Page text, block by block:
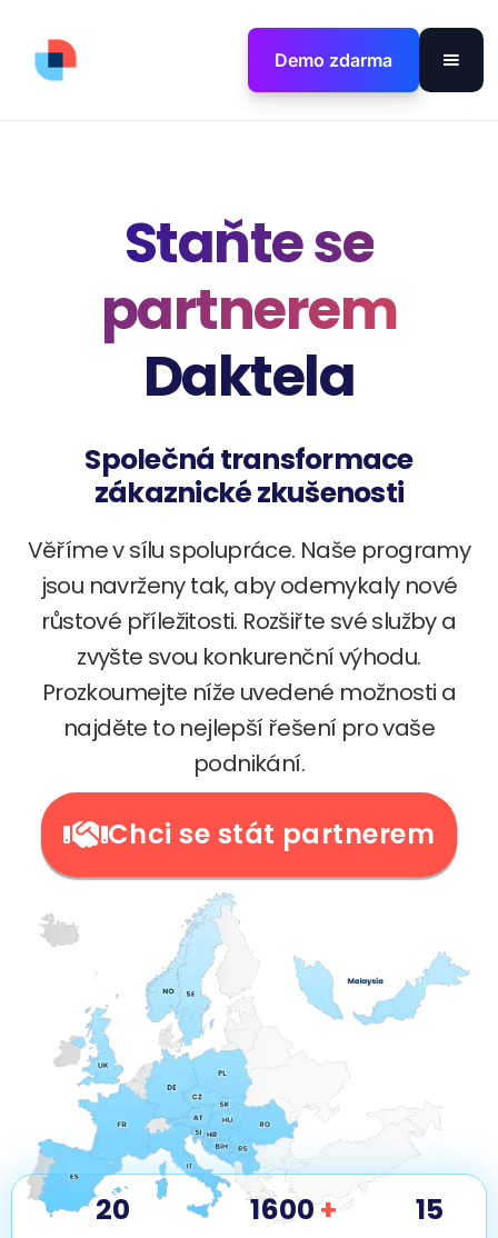
Demo zdarma
Staňte se
partnerem
Daktela
Společná transformace
zákaznické zkušenosti
Věříme v sílu spolupráce. Naše programy
jsou navrženy tak, aby odemykaly nové
růstové příležitosti. Rozšiřte své služby a
zvyšte svou konkurenční výhodu.
Prozkoumejte níže uvedené možnosti a
najděte to nejlepší řešení pro vaše
podnikání.
Chci se stát partnerem
20 1600 + 15